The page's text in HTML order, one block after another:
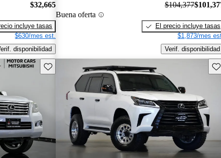
$32,665
incluye tasas
$630/mes est.
disponibilidad
Buena oferta
$104,377
El precio incluye tasas
$1,873/mes
Verif. disponibilidad
Guarda este Aviso